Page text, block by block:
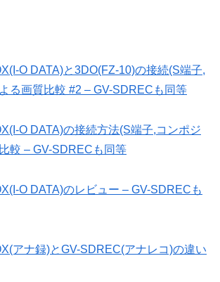
O DATA)と3DO(FZ-10)の接続(S端子,
る画質比較 #2 – GV-SDRECも同等
O DATA)の接続方法(S端子,コンポジ
較 – GV-SDRECも同等
O DATA)のレビュー – GV-SDRECも
アナ録)とGV-SDREC(アナレコ)の違い